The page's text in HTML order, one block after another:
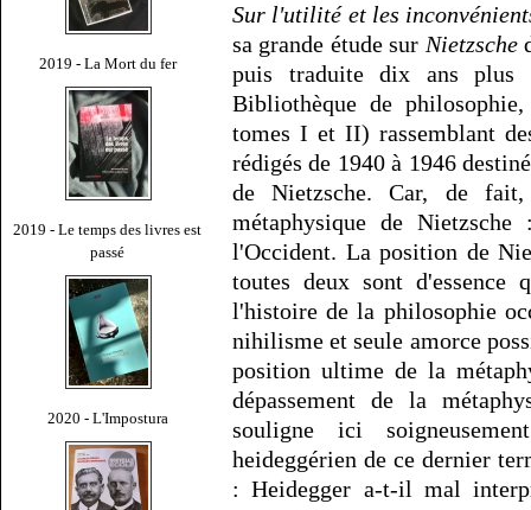
2019 - La Mort du fer
2019 - Le temps des livres est
passé
2020 - L'Impostura
Sur l'utilité et les
sa grande étude sur Nietzsche
puis traduite dix ans plus
Bibliothèque de
tomes I et II) rassemblant
rédigés de 1940 à 1946
de Nietzsche. Car, de
métaphysique de
l'Occident. La position de
toutes deux sont d'essence
l'histoire de la philosophie
nihilisme et seule amorce
position ultime de la
dépassement de la
souligne ici
heideggérien de ce dernier
: Heidegger a-t-il mal